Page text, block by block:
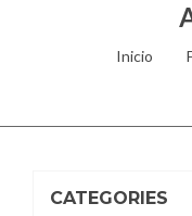
Inicio
CATEGORIES